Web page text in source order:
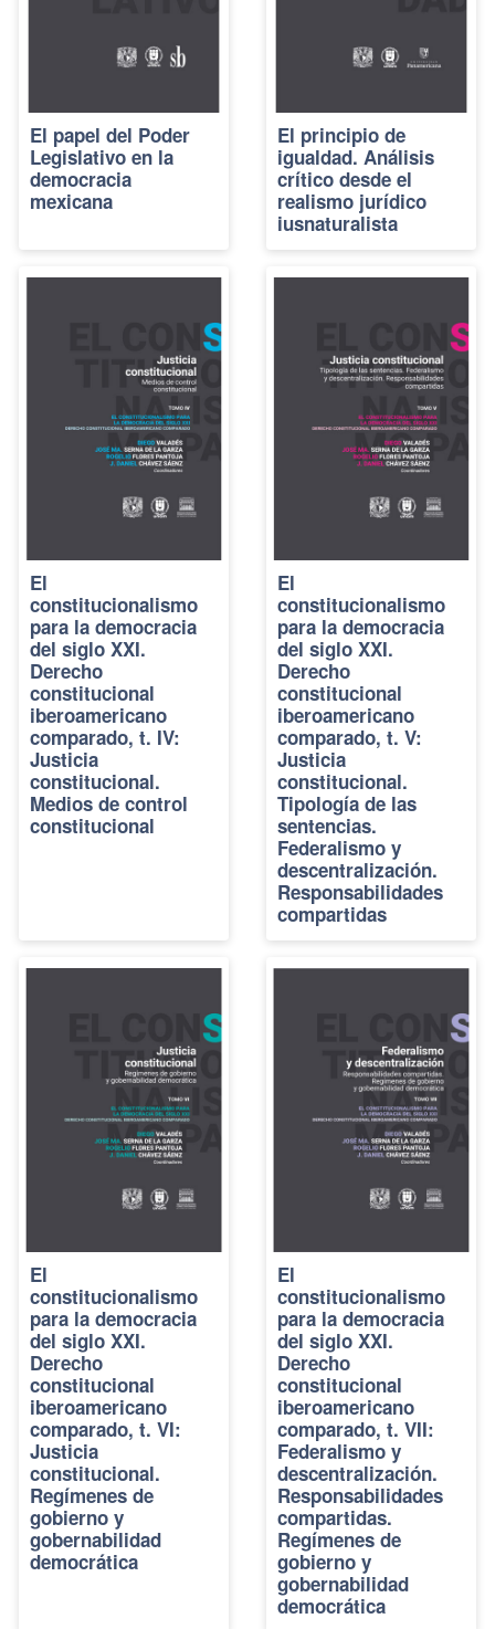
El papel del Poder
Legislativo en la
democracia
mexicana
El principio de
igualdad. Análisis
crítico desde el
realismo jurídico
iusnaturalista
El
constitucionalismo
para la democracia
del siglo XXI.
Derecho
constitucional
iberoamericano
comparado, t. IV:
Justicia
constitucional.
Medios de control
constitucional
El
constitucionalismo
para la democracia
del siglo XXI.
Derecho
constitucional
iberoamericano
comparado, t. V:
Justicia
constitucional.
Tipología de las
sentencias.
Federalismo y
descentralización.
Responsabilidades
compartidas
El
constitucionalismo
para la democracia
del siglo XXI.
Derecho
constitucional
iberoamericano
comparado, t. VI:
Justicia
constitucional.
Regímenes de
gobierno y
gobernabilidad
democrática
El
constitucionalismo
para la democracia
del siglo XXI.
Derecho
constitucional
iberoamericano
comparado, t. VII:
Federalismo y
descentralización.
Responsabilidades
compartidas.
Regímenes de
gobierno y
gobernabilidad
democrática